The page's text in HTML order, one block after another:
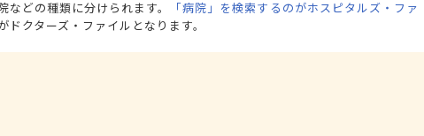
どの種類に分けられます。
「病院」を検索するのがホスピタルズ・ファ
クターズ・ファイルとなります。